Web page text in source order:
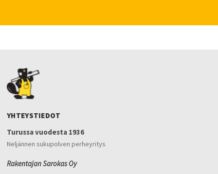
YHTEYSTIEDOT
Turussa vuodesta 1936
Neljännen sukupolven perheyritys
Rakentajan Sarokas Oy